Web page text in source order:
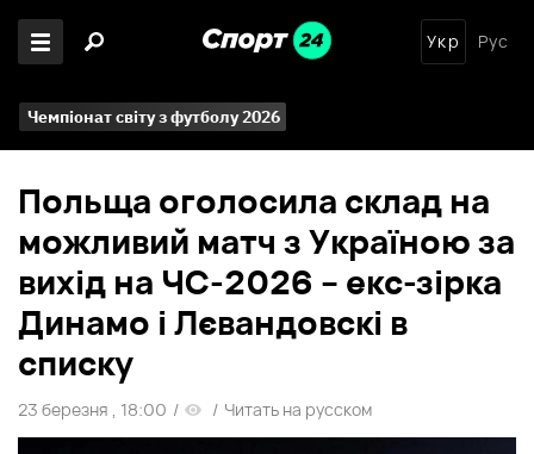
Укр Рус
Чемпіонат світу з футболу 2026
Польща оголосила склад на
можливий матч з Україною за
вихід на ЧС-2026 – екс-зірка
Динамо і Лєвандовскі в
списку
23 березня , 18:00 / / Читать на русском